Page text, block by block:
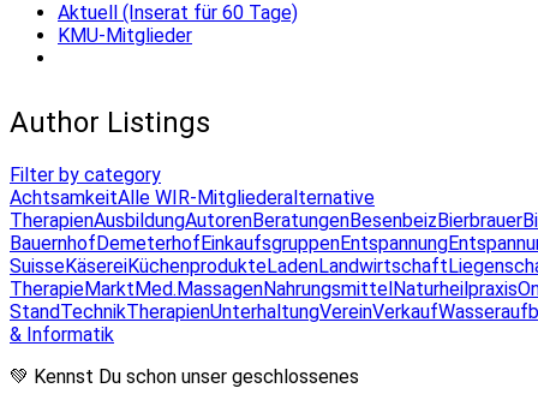
Aktuell (Inserat für 60 Tage)
KMU-Mitglieder
Author Listings
Filter by category
AchtsamkeitAlle WIR-Mitgliederalternative
TherapienAusbildungAutorenBeratungenBesenbeizBierbrauer
BauernhofDemeterhofEinkaufsgruppenEntspannung
SuisseKäsereiKüchenprodukteLadenLandwirtschaft
TherapieMarktMed.MassagenNahrungsmittelNaturheilpraxis
StandTechnikTherapienUnterhaltungVereinVerkauf
& Informatik
💚 Kennst Du schon unser geschlossenes